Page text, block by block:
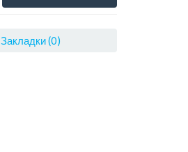
Закладки (0)